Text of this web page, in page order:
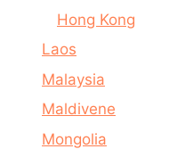
Hong Kong
Laos
Malaysia
Maldivene
Mongolia